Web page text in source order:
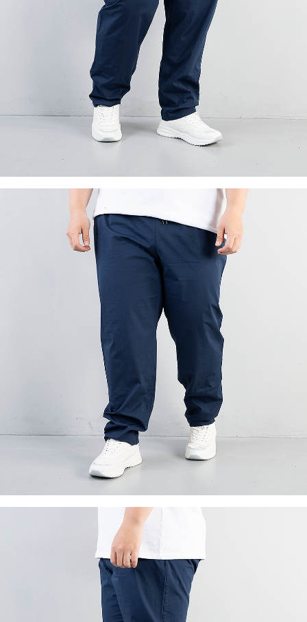
이코 라이프 하